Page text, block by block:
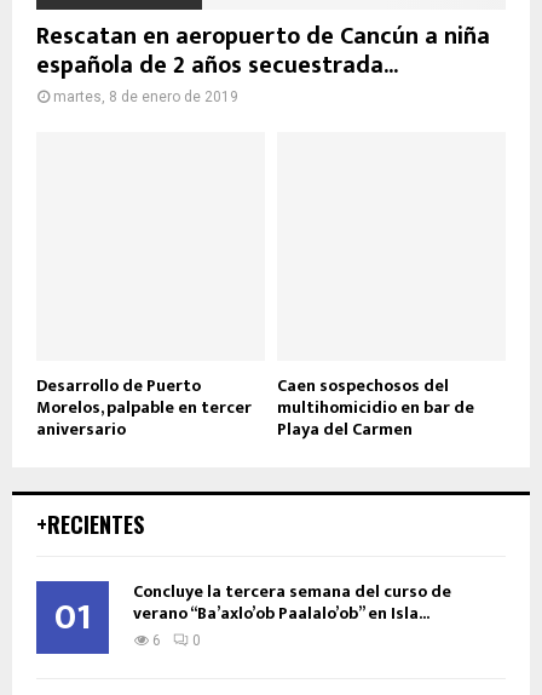
Rescatan en aeropuerto de Cancún a niña
española de 2 años secuestrada...
martes, 8 de enero de 2019
Desarrollo de Puerto
Morelos, palpable en tercer
aniversario
Caen sospechosos del
multihomicidio en bar de
Playa del Carmen
+RECIENTES
01 Concluye la tercera semana del curso de
verano “Ba’axlo’ob Paalalo’ob” en Isla...
6 0